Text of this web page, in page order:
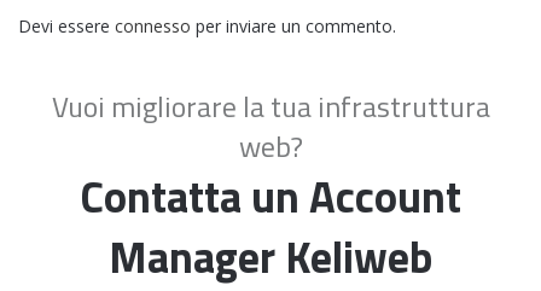
Devi essere connesso per inviare un commento.
Vuoi migliorare la tua infrastruttura
web?
Contatta un Account
Manager Keliweb